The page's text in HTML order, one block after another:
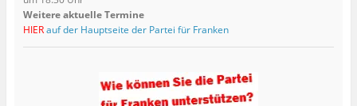
Weitere aktuelle Termine
HIERauf der Hauptseite der Partei für Franken